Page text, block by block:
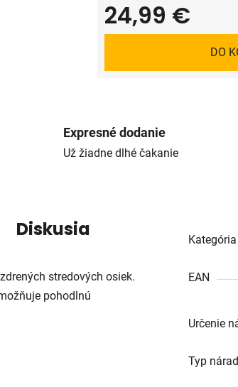
24,99 €
Jednotková cena:
DO
Expresné dodanie
Už žiadne dlhé čakanie
Diskusia
stredových osiek.
pohodlnú
Kategória
EAN
Určenie
Typ